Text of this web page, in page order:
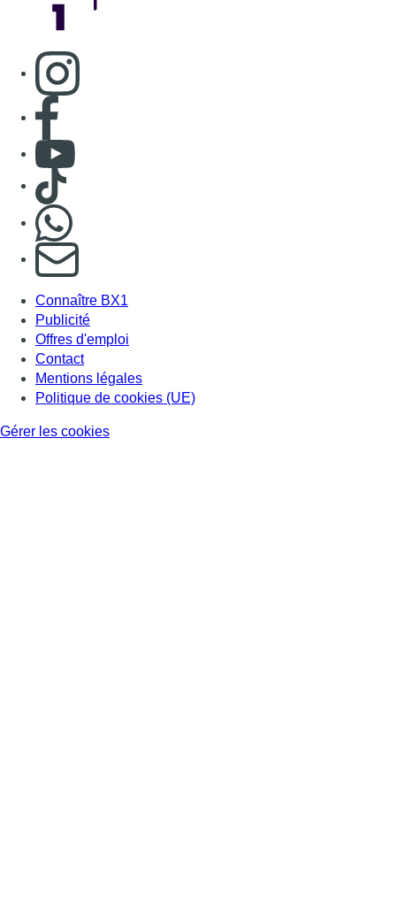
Consulter page Instagram
Consulter page Facebook
Consulter Youtube
Consulter TikTok
S'abonner à notre newsletter
Connaître BX1
Publicité
Offres d'emploi
Contact
Mentions légales
Politique de cookies (UE)
Gérer les cookies